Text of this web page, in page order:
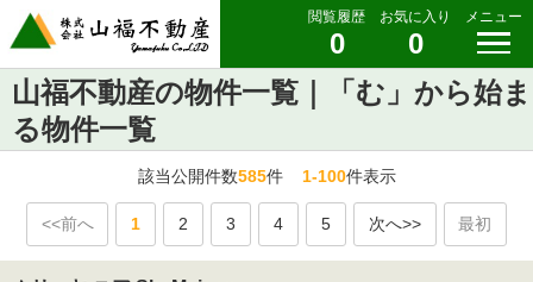
閲覧履歴
0
お気に入り
0
メニュー
山福不動産の物件一覧｜「む」から始ま
る物件一覧
該当公開件数585件1-100件表示
<<前へ 1 2 3 4 5 次へ>> 最初